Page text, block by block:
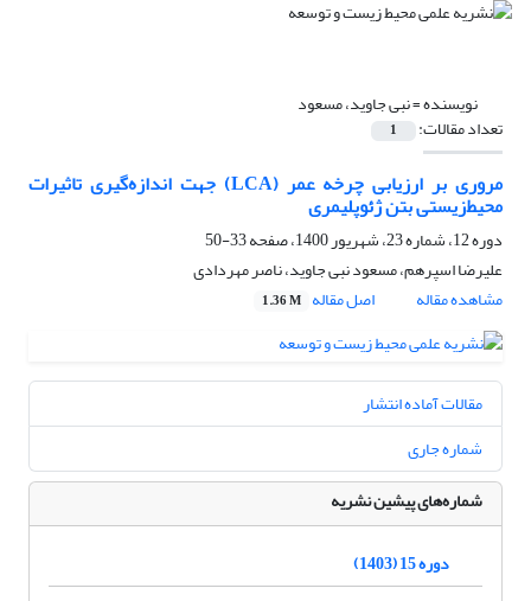
نویسنده =نبی جاوید، مسعود
تعداد مقالات: 1
مروری بر ارزیابی چرخه عمر (LCA) جهت اندازه‌گیری تاثیرات
محیط‌زیستی بتن ژئوپلیمری
دوره 12، شماره 23، شهریور 1400، صفحه
33-50
علیرضا اسپرهم، مسعود نبی جاوید، ناصر مهردادی
مشاهده مقاله
اصل مقاله 1.36 M
مقالات آماده انتشار
شماره جاری
شماره‌های پیشین نشریه
دوره 15 (1403)